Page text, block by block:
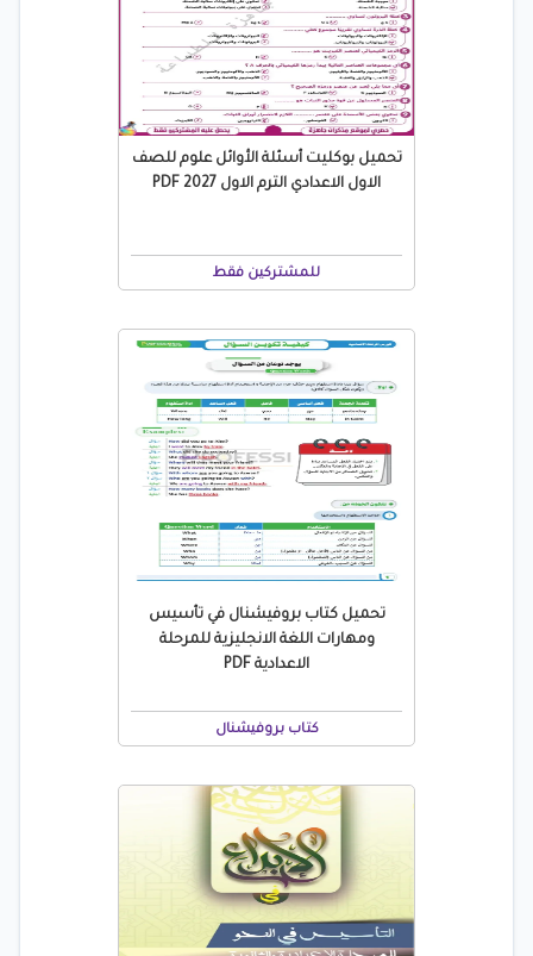
تحميل بوكليت أسئلة الأوائل علوم للصف
الاول الاعدادي الترم الاول 2027 PDF
للمشتركين فقط
تحميل كتاب بروفيشنال في تأسيس
ومهارات اللغة الانجليزية للمرحلة
الاعدادية PDF
كتاب بروفيشنال